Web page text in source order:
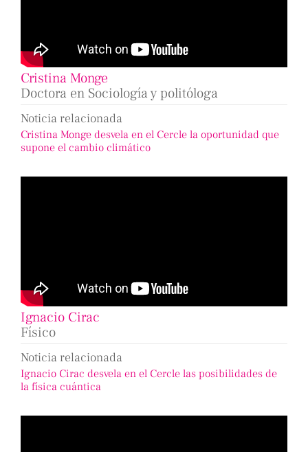
Cristina Monge
Doctora en Sociología y politóloga
Noticia relacionada
Cristina Monge desvela en el Cercle la oportunidad que
supone el cambio climático
Ignacio Cirac
Físico
Noticia relacionada
Ignacio Cirac desvela en el Cercle las posibilidades de
la física cuántica